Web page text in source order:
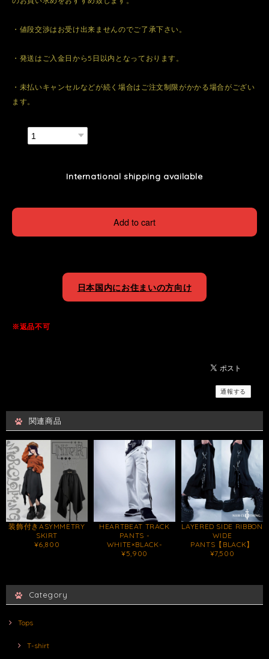
・値段交渉はお受け出来ませんのでご了承下さい。
・発送はご入金日から5日以内となっております。
・未払いキャンセルなどが続く場合はご注文制限がかかる場合がござい
ます。
International shipping available
Add to cart
日本国内にお住まいの方向け
※返品不可
通報する
関連商品
装飾付きASYMMETRY
SKIRT
¥6,800
HEARTBEAT TRACK
PANTS -
WHITE×BLACK-
¥5,900
LAYERED SIDE RIBBON
WIDE
PANTS【BLACK】
¥7,500
Category
Tops
T-shirt